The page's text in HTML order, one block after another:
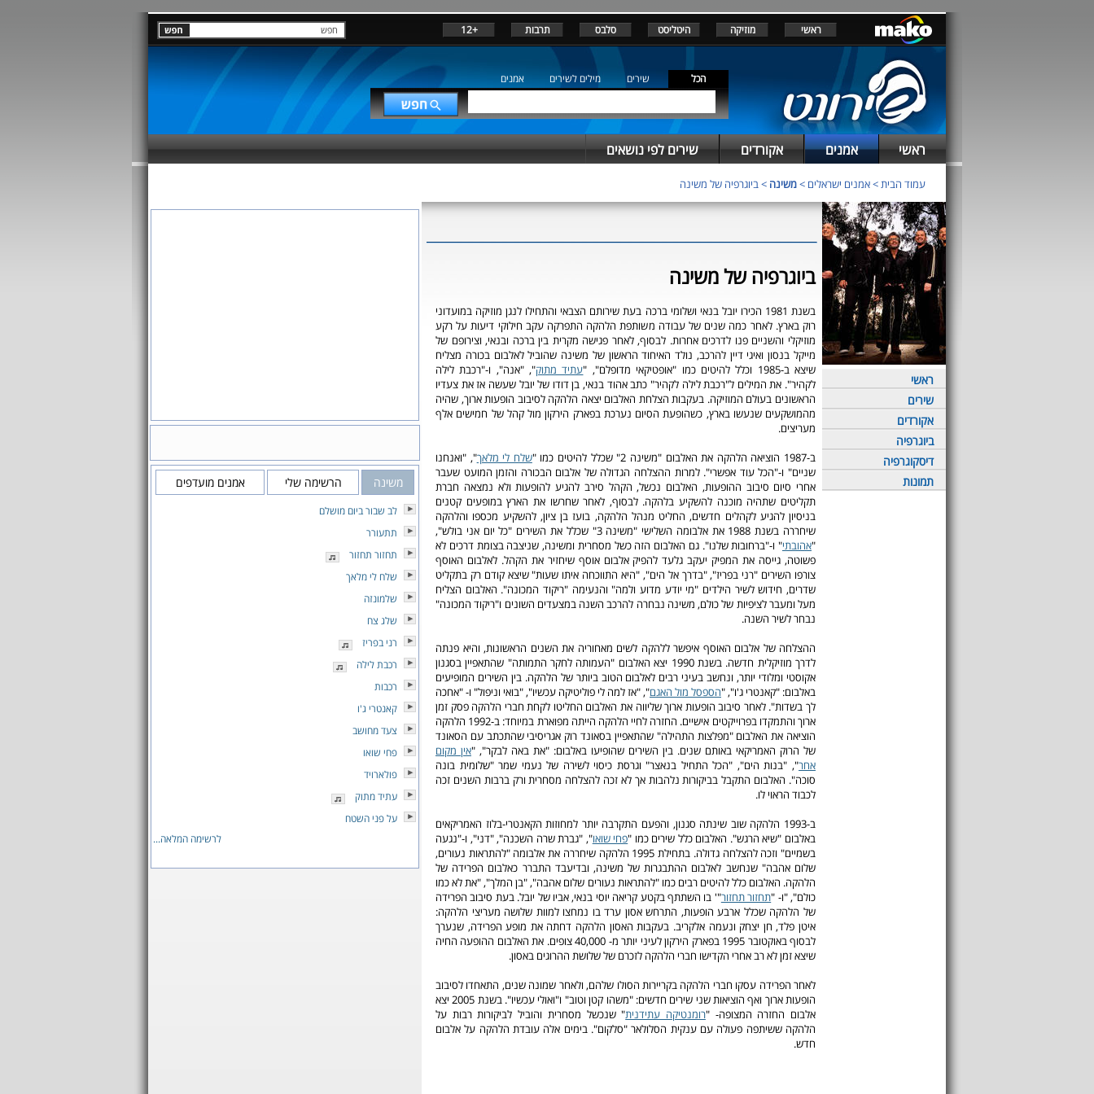
ראשי מוזיקה היטליסט סלבס תרבות +12
הכל שירים מילים לשירים אמנים
ראשי אמנים אקורדים שירים לפי נושאים
עמוד הבית>אמנים ישראלים >משינה > ביוגרפיה של משינה
ראשי
שירים
אקורדים
ביוגרפיה
דיסקוגרפיה
תמונות
ביוגרפיה של משינה
בשנת 1981 הכירו יובל בנאי ושלומי ברכה בעת שירותם הצבאי והתחילו לנגן מוזיקה במועדוני
רוק בארץ. לאחר כמה שנים של עבודה משותפת הלהקה התפרקה עקב חילוקי דיעות על רקע
מוזיקלי והשניים פנו לדרכים אחרות. לבסוף, לאחר פגישה מקרית בין ברכה ובנאי, וצירופם של
מייקל בנסון ואיגי דיין להרכב, נולד האיחוד הראשון של משינה שהוביל לאלבום בכורה מצליח
שיצא ב-1985 וכלל להיטים כמו "אופטיקאי מדופלם", "
עתיד מתוק", "אנה", ו-"רכבת לילה
לקהיר". את המילים ל"רכבת לילה לקהיר" כתב אהוד בנאי, בן דודו של יובל שעשה אז את צעדיו
הראשונים בעולם המוזיקה. בעקבות הצלחת האלבום יצאה הלהקה לסיבוב הופעות ארוך, שהיה
מהמושקעים שנעשו בארץ, כשהופעת הסיום נערכת בפארק הירקון מול קהל של חמישים אלף
מעריצים.
ב-1987 הוציאה הלהקה את האלבום "משינה 2" שכלל להיטים כמו "
שלח לי מלאך", "ואנחנו
שניים" ו-"הכל עוד אפשרי". למרות ההצלחה הגדולה של אלבום הבכורה והזמן המועט שעבר
אחרי סיום סיבוב ההופעות, האלבום נכשל, הקהל סירב להגיע להופעות ולא נמצאה חברת
תקליטים שתהיה מוכנה להשקיע בלהקה. לבסוף, לאחר שחרשו את הארץ במופעים קטנים
בניסיון להגיע לקהלים חדשים, החליט מנהל הלהקה, בועז בן ציון, להשקיע מכספו והלהקה
שיחררה בשנת 1988 את אלבומה השלישי "משינה 3" שכלל את השירים "כל יום אני בולש",
"אהובתי" ו-"ברחובות שלנו". גם האלבום הזה כשל מסחרית ומשינה, שניצבה בצומת דרכים לא
פשוטה, גייסה את המפיק יעקב גלעד להפיק אלבום אוסף שיחזיר את הקהל. לאלבום האוסף
צורפו השירים "רני בפריז", "בדרך אל הים", "היא התווכחה איתו שעות" שיצא קודם רק בתקליט
שדרים, חידוש לשיר הילדים "מי יודע מדוע ולמה" והנעימה "ריקוד המכונה". האלבום הצליח
מעל ומעבר לציפיות של כולם, משינה נבחרה להרכב השנה במצעדים השונים ו"ריקוד המכונה"
נבחר לשיר השנה.
ההצלחה של אלבום האוסף איפשר ללהקה לשים מאחוריה את השנים הראשונות, והיא פנתה
לדרך מוזיקלית חדשה. בשנת 1990 יצא האלבום "העמותה לחקר התמותה" שהתאפיין בסגנון
אקוסטי ומלודי יותר, ונחשב בעיני רבים לאלבום הטוב ביותר של הלהקה. בין השירים המופיעים
באלבום: "קאנטרי ג'ו", "הספסל מול האגם", "אז למה לי פוליטיקה עכשיו", "בואי וניפול" ו- "אחכה
לך בשדות". לאחר סיבוב הופעות ארוך שליווה את האלבום החליטו לקחת חברי הלהקה פסק זמן
ארוך והתמקדו בפרוייקטים אישיים. החזרה לחיי הלהקה הייתה מפוארת במיוחד: ב-1992 הלהקה
הוציאה את האלבום "מפלצות התהילה" שהתאפיין בסאונד רוק אגריסיבי שהתכתב עם הסאונד
של הרוק האמריקאי באותם שנים. בין השירים שהופיעו באלבום: "את באה לבקר", "אין מקום
אחר", "בנות הים", "הכל התחיל בנאצר" וגרסת כיסוי לשירה של נעמי שמר "שלומית בונה
סוכה". האלבום התקבל בביקורות נלהבות אך לא זכה להצלחה מסחרית ורק ברבות השנים זכה
לכבוד הראוי לו.
ב-1993 הלהקה שוב שינתה סגנון, והפעם התקרבה יותר למחוזות הקאנטרי-בלוז האמריקאים
באלבום "שיא הרגש". האלבום כלל שירים כמו "פחי שואו", "גברת שרה השכנה", "דני", ו-"נגעה
בשמיים" וזכה להצלחה גדולה. בתחילת 1995 הלהקה שיחררה את אלבומה "להתראות נעורים,
שלום אהבה" שנחשב לאלבום ההתבגרות של משינה, ובדיעבד התברר כאלבום הפרידה של
הלהקה. האלבום כלל להיטים רבים כמו "להתראות נעורים שלום אהבה", "בן המלך", "את לא כמו
כולם", "ו- "תחזור תחזור"' בו השתתף בקטע קריאה יוסי בנאי, אביו של יובל. בעת סיבוב הפרידה
של הלהקה שכלל ארבע הופעות, התרחש אסון ערד בו נמחצו למוות שלושה מעריצי הלהקה:
איטן פלד, חן יצחק ונעמה אלקריב. בעקבות האסון הלהקה דחתה את מופע הפרידה, שנערך
לבסוף באוקטובר 1995 בפארק הירקון לעיני יותר מ- 40,000 צופים. את האלבום ההופעה החיה
שיצא זמן לא רב אחרי הקדישו חברי הלהקה לזכרם של שלושת ההרוגים באסון.
לאחר הפרידה עסקו חברי הלהקה בקריירות הסולו שלהם, ולאחר שמונה שנים, התאחדו לסיבוב
הופעות ארוך ואף הוציאות שני שירים חדשים: "משהו קטן וטוב" ו"ואולי עכשיו". בשנת 2005 יצא
אלבום החזרה המצופה- "רומנטיקה עתידנית" שנכשל מסחרית והוביל לביקורות רבות על
הלהקה ששיתפה פעולה עם ענקית הסלולאר "סלקום". בימים אלה עובדת הלהקה על אלבום
חדש.
משינה הרשימה שלי אמנים מועדפים
לב שבור ביום מושלם
תתעורר
תחזור תחזור
שלח לי מלאך
שלמונזה
שלג צח
רני בפריז
רכבת לילה
רכבות
קאנטרי ג'ו
צעד מחושב
פחי שואו
פולארויד
עתיד מתוק
על פני השטח
לרשימה המלאה...